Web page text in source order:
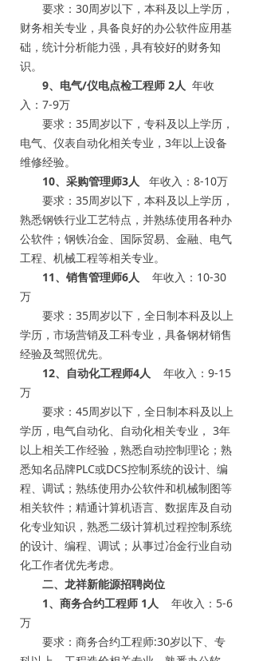
要求：30周岁以下，本科及以上学历，
财务相关专业，具备良好的办公软件应用基
础，统计分析能力强，具有较好的财务知
识。
9、电气/仪电点检工程师 2人 年收
入：7-9万
要求：35周岁以下，专科及以上学历，
电气、仪表自动化相关专业，3年以上设备
维修经验。
10、采购管理师3人
年收入：8-10万
要求：35周岁以下，本科及以上学历，
熟悉钢铁行业工艺特点，并熟练使用各种办
公软件；钢铁冶金、国际贸易、金融、电气
工程、机械工程等相关专业。
11、销售管理师6人 年收入：10-30
万
要求：35周岁以下，全日制本科及以上
学历，市场营销及工科专业，具备钢材销售
经验及驾照优先。
12、自动化工程师4人 年收入：9-15
万
要求：45周岁以下，全日制本科及以上
学历，电气自动化、自动化相关专业， 3年
以上相关工作经验，熟悉自动控制理论；熟
悉知名品牌PLC或DCS控制系统的设计、编
程、调试；熟练使用办公软件和机械制图等
相关软件；精通计算机语言、数据库及自动
化专业知识，熟悉二级计算机过程控制系统
的设计、编程、调试；从事过冶金行业自动
化工作者优先考虑。
二、龙祥新能源招聘岗位
1、商务合约工程师 1人 年收入：5-6
万
要求：商务合约工程师:30岁以下、专